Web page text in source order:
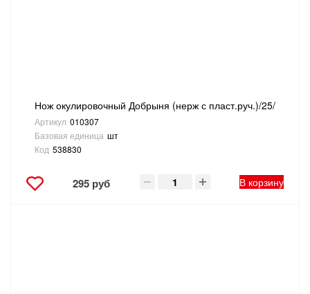
Нож окулировочный Добрыня (нерж с пласт.руч.)/25/
Артикул 010307
Базовая единица шт
Код 538830
295 руб В корзину